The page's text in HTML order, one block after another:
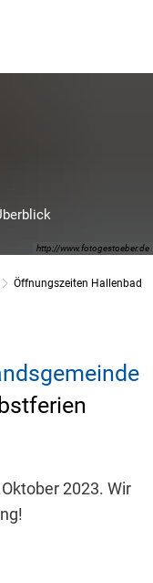
http://www.fotogestoeber.de
Öffnungszeiten Hallenbad
2023. Wir